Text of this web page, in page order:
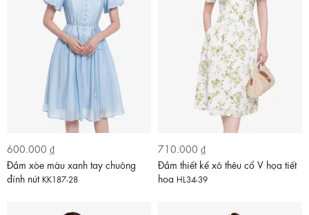
600.000 ₫
Đầm xòe màu xanh tay chuông
đính nút KK187-28
710.000 ₫
Đầm thiết kế xô thêu cổ V họa tiết
hoa HL34-39